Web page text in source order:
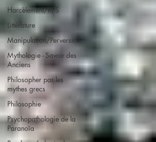
Harcèlement/RPS
Littérature
Manipulation/Perversion
Mythologie - Savoir des
Anciens
Philosopher par les
mythes grecs
Philosophie
Psychopathologie de la
Paranoïa